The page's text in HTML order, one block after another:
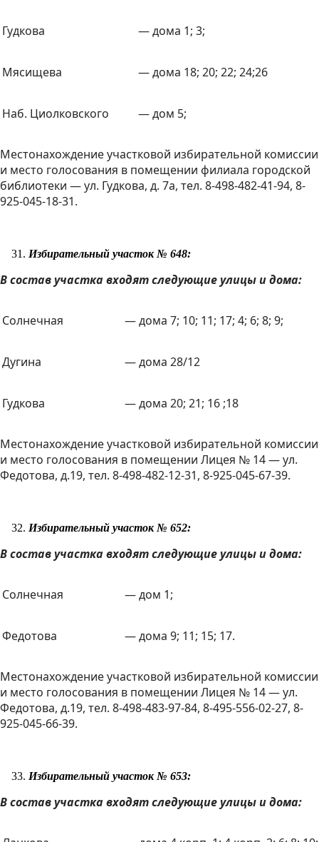
Гудкова — дома 1; 3;
Мясищева — дома 18; 20; 22; 24;26
Наб. Циолковского — дом 5;
Местонахождение участковой избирательной комиссии
и место голосования в помещении филиала городской
библиотеки — ул. Гудкова, д. 7а, тел. 8-498-482-41-94, 8-
925-045-18-31.
Избирательный участок № 648:
В состав участка входят следующие улицы и дома:
Солнечная — дома 7; 10; 11; 17; 4; 6; 8; 9;
Дугина — дома 28/12
Гудкова — дома 20; 21; 16 ;18
Местонахождение участковой избирательной комиссии
и место голосования в помещении Лицея № 14 — ул.
Федотова, д.19, тел. 8-498-482-12-31, 8-925-045-67-39.
Избирательный участок № 652:
В состав участка входят следующие улицы и дома:
Солнечная — дом 1;
Федотова — дома 9; 11; 15; 17.
Местонахождение участковой избирательной комиссии
и место голосования в помещении Лицея № 14 — ул.
Федотова, д.19, тел. 8-498-483-97-84, 8-495-556-02-27, 8-
925-045-66-39.
Избирательный участок № 653:
В состав участка входят следующие улицы и дома: